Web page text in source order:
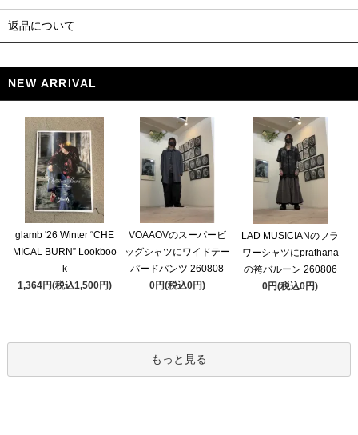
返品について
NEW ARRIVAL
glamb '26 Winter “CHE
MICAL BURN” Lookboo
k
1,364円(税込1,500円)
VOAAOVのスーパービ
ッグシャツにワイドテー
パードパンツ 260808
0円(税込0円)
LAD MUSICIANのフラ
ワーシャツにprathana
の袴バルーン 260806
0円(税込0円)
もっと見る